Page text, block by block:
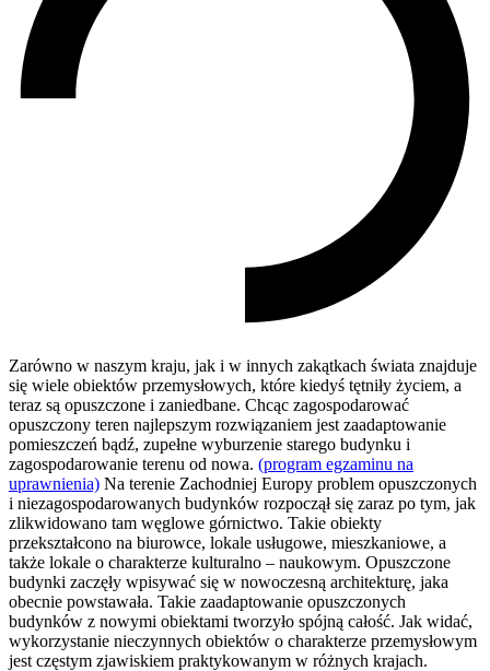
Zarówno w naszym kraju, jak i w innych zakątkach świata znajduje
się wiele obiektów przemysłowych, które kiedyś tętniły życiem, a
teraz są opuszczone i zaniedbane. Chcąc zagospodarować
opuszczony teren najlepszym rozwiązaniem jest zaadaptowanie
pomieszczeń bądź, zupełne wyburzenie starego budynku i
zagospodarowanie terenu od nowa. (program egzaminu na
uprawnienia) Na terenie Zachodniej Europy problem opuszczonych
i niezagospodarowanych budynków rozpoczął się zaraz po tym, jak
zlikwidowano tam węglowe górnictwo. Takie obiekty
przekształcono na biurowce, lokale usługowe, mieszkaniowe, a
także lokale o charakterze kulturalno – naukowym. Opuszczone
budynki zaczęły wpisywać się w nowoczesną architekturę, jaka
obecnie powstawała. Takie zaadaptowanie opuszczonych
budynków z nowymi obiektami tworzyło spójną całość. Jak widać,
wykorzystanie nieczynnych obiektów o charakterze przemysłowym
jest częstym zjawiskiem praktykowanym w różnych krajach.